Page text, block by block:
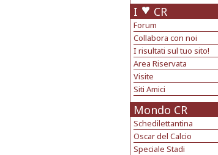
I CR
Forum
Collabora con noi
I risultati sul tuo sito!
Area Riservata
Visite
Siti Amici
Mondo CR
Schedilettantina
Oscar del Calcio
Speciale Stadi